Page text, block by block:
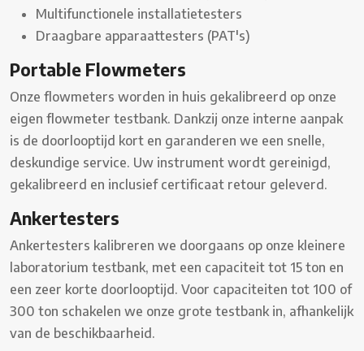
Multifunctionele installatietesters
Draagbare apparaattesters (PAT's)
Portable Flowmeters
Onze flowmeters worden in huis gekalibreerd op onze
eigen flowmeter testbank. Dankzij onze interne aanpak
is de doorlooptijd kort en garanderen we een snelle,
deskundige service. Uw instrument wordt gereinigd,
gekalibreerd en inclusief certificaat retour geleverd.
Ankertesters
Ankertesters kalibreren we doorgaans op onze kleinere
laboratorium testbank, met een capaciteit tot 15 ton en
een zeer korte doorlooptijd. Voor capaciteiten tot 100 of
300 ton schakelen we onze grote testbank in, afhankelijk
van de beschikbaarheid.